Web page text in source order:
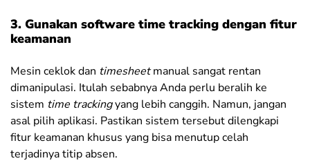
3. Gunakan software time tracking dengan fitur
keamanan
Mesin ceklok dan timesheetmanual sangat rentan
dimanipulasi. Itulah sebabnya Anda perlu beralih ke
sistem time trackingyang lebih canggih. Namun, jangan
asal pilih aplikasi. Pastikan sistem tersebut dilengkapi
fitur keamanan khusus yang bisa menutup celah
terjadinya titip absen.